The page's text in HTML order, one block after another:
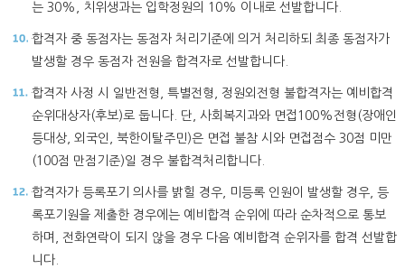
는 30%, 치위생과는 입학정원의 10% 이내로 선발합니다.
합격자 중 동점자는 동점자 처리기준에 의거 처리하되 최종 동점자가
발생할 경우 동점자 전원을 합격자로 선발합니다.
합격자 사정 시 일반전형, 특별전형, 정원외전형 불합격자는 예비합격
순위대상자(후보)로 둡니다. 단, 사회복지과와 면접100%전형(장애인
등대상, 외국인, 북한이탈주민)은 면접 불참 시와 면접점수 30점 미만
(100점 만점기준)일 경우 불합격처리합니다.
합격자가 등록포기 의사를 밝힐 경우, 미등록 인원이 발생할 경우, 등
록포기원을 제출한 경우에는 예비합격 순위에 따라 순차적으로 통보
하며, 전화연락이 되지 않을 경우 다음 예비합격 순위자를 합격 선발합
니다.